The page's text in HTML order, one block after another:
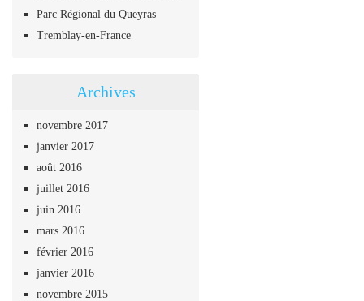
Parc Régional du Queyras
Tremblay-en-France
Archives
novembre 2017
janvier 2017
août 2016
juillet 2016
juin 2016
mars 2016
février 2016
janvier 2016
novembre 2015